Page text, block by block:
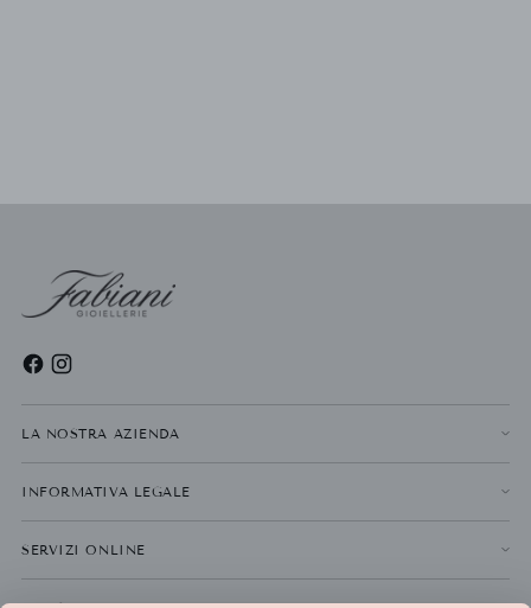
LA NOSTRA AZIENDA
INFORMATIVA LEGALE
SERVIZI ONLINE